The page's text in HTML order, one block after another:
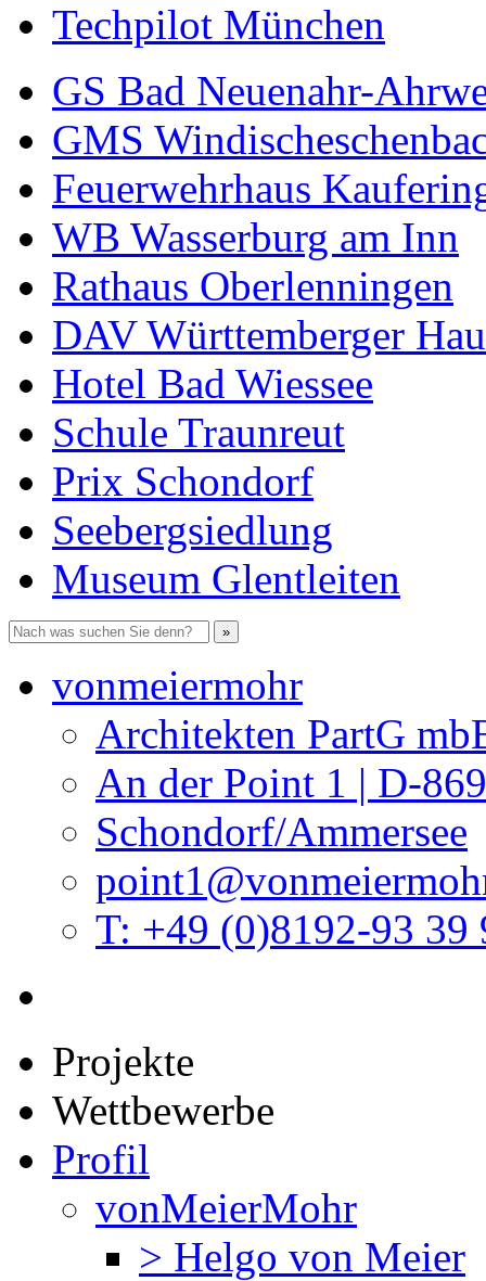
Techpilot München
GS Bad Neuenahr-
GMS
Feuerwehrhaus
WB Wasserburg am Inn
Rathaus Oberlenningen
DAV Württemberger
Hotel Bad Wiessee
Schule Traunreut
Prix Schondorf
Seebergsiedlung
Museum Glentleiten
vonmeiermohr
Architekten PartG
An der Point 1 | D-
Schondorf/Ammersee
T: +49 (0)8192-93 39
Projekte
Wettbewerbe
Profil
vonMeierMohr
> Helgo von Meier